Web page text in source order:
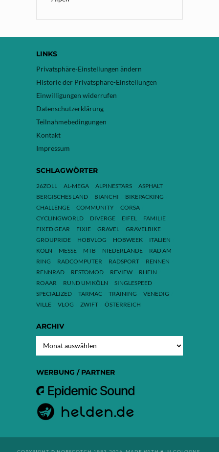
LINKS
Privatsphäre-Einstellungen ändern
Historie der Privatsphäre-Einstellungen
Einwilligungen widerrufen
Datenschutzerklärung
Teilnahmebedingungen
Kontakt
Impressum
SCHLAGWÖRTER
26ZOLL AL-MEGA ALPINESTARS
ASPHALT
BERGISCHES LAND
BIANCHI
BIKEPACKING
CHALLENGE
COMMUNITY
CORSA
CYCLINGWORLD
DIVERGE EIFEL
FAMILIE
FIXED GEAR
FIXIE GRAVEL
GRAVELBIKE
GROUPRIDE
HOBVLOG HOBWEEK
ITALIEN
KÖLN
MESSE MTB NIEDERLANDE
RAD AM
RING
RADCOMPUTER RADSPORT
RENNEN
RENNRAD
RESTOMOD REVIEW
RHEIN
ROAAR
RUND UM KÖLN
SINGLESPEED
SPECIALIZED
TARMAC TRAINING
VENEDIG
VILLE
VLOG ZWIFT ÖSTERREICH
ARCHIV
WERBUNG / PARTNER